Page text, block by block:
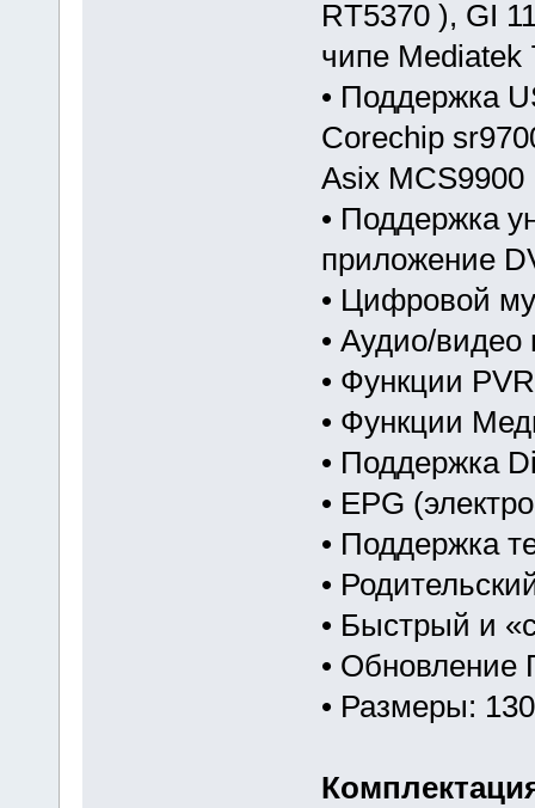
RT5370 ), GI
чипе Mediatek
• Поддержка
Corechip
Asix MCS9900
• Поддержка
приложение
• Цифровой
• Аудио/
• Функции
• Функции
• Поддержка
• EPG
• Поддержка
•
• Быстрый и
• Обновление
• Размеры: